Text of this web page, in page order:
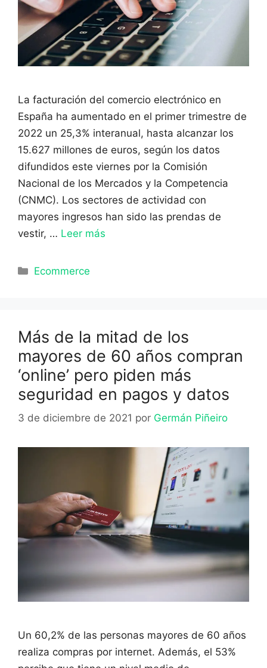
La facturación del comercio electrónico en
España ha aumentado en el primer trimestre de
2022 un 25,3% interanual, hasta alcanzar los
15.627 millones de euros, según los datos
difundidos este viernes por la Comisión
Nacional de los Mercados y la Competencia
(CNMC). Los sectores de actividad con
mayores ingresos han sido las prendas de
vestir, … Leer más
Categorías
Ecommerce
Más de la mitad de los
mayores de 60 años compran
‘online’ pero piden más
seguridad en pagos y datos
3 de diciembre de 2021 por Germán Piñeiro
Un 60,2% de las personas mayores de 60 años
realiza compras por internet. Además, el 53%